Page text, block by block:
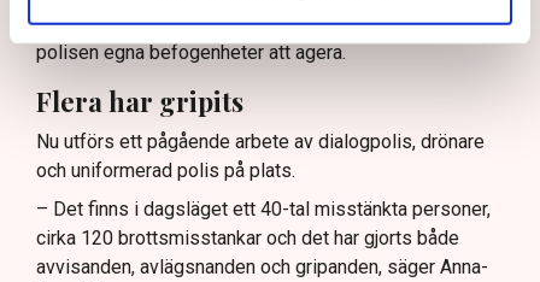
ingripandemot aktivister på plats). Utöver det har
polisen egna befogenheter att agera.
Flera har gripits
Nu utförs ett pågående arbete av dialogpolis, drönare
och uniformerad polis på plats.
– Det finns i dagsläget ett 40-tal misstänkta personer,
cirka 120 brottsmisstankar och det har gjorts både
avvisanden, avlägsnanden och gripanden, säger Anna-